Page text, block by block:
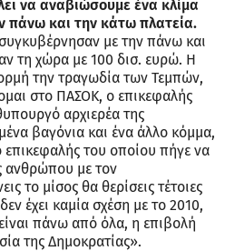
να αναβιώσουμε ένα κλίμα
πάνω και την κάτω πλατεία.
με την πάνω και
τη χώρα με 100 δισ. ευρώ. Η
την τραγωδία των Τεμπών,
στο ΠΑΣΟΚ, ο επικεφαλής
αρχιερέα της
βαγόνια και ένα άλλο κόμμα,
του οποίου πήγε να
ανθρώπου με τον
το μίσος θα θερίσεις τέτοιες
έχει καμία σχέση με το 2010,
πάνω από όλα, η επιβολή
της Δημοκρατίας».